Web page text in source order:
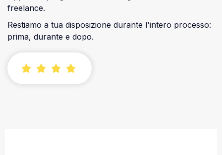
freelance.
Restiamo a tua disposizione durante l'intero processo:
prima, durante e dopo.